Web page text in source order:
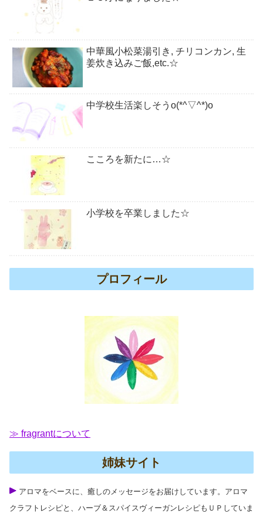
中華風小松菜湯引き, チリコンカン, 生
姜炊き込みご飯,etc.☆
中学校生活楽しそうo(*^▽^*)o
こころを新たに…☆
小学校を卒業しました☆
プロフィール
≫ fragrantについて
姉妹サイト
アロマをベースに、癒しのメッセージをお届けしています。アロマ
クラフトレシピと、ハーブ＆スパイスヴィーガンレシピもＵＰしていま